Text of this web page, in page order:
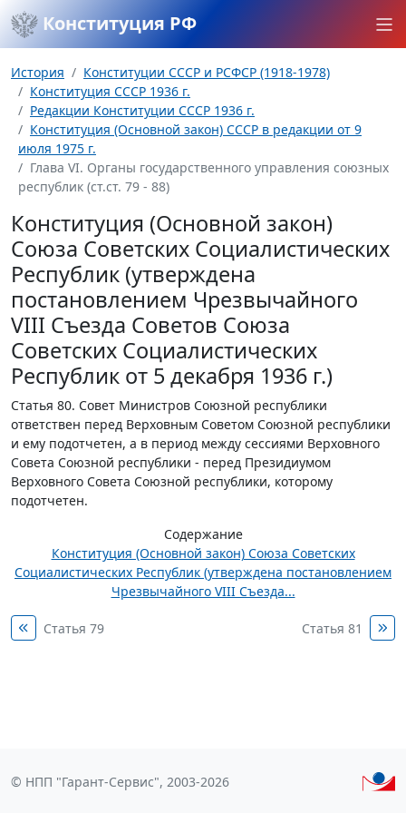
Конституция РФ
История
Конституции СССР и РСФСР (1918-1978)
Конституция СССР 1936 г.
Редакции Конституции СССР 1936 г.
Конституция (Основной закон) СССР в редакции от 9
июля 1975 г.
Глава VI. Органы государственного управления союзных
республик (ст.ст. 79 - 88)
Конституция (Основной закон)
Союза Советских Социалистических
Республик (утверждена
постановлением Чрезвычайного
VIII Съезда Советов Союза
Советских Социалистических
Республик от 5 декабря 1936 г.)
Статья 80. Совет Министров Союзной республики
ответствен перед Верховным Советом Союзной республики
и ему подотчетен, а в период между сессиями Верховного
Совета Союзной республики - перед Президиумом
Верховного Совета Союзной республики, которому
подотчетен.
Содержание
Конституция (Основной закон) Союза Советских
Социалистических Республик (утверждена постановлением
Чрезвычайного VIII Съезда...
Статья 79 Статья 81
© НПП "Гарант-Сервис", 2003-2026